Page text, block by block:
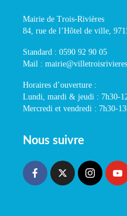
Mairie de Trois-Rivières
84, rue de l’Hôtel de ville,
Standard : 0590 92 90 05
Mail :
Horaires d’ouverture :
Lundi, mardi & jeudi : 7h30-
Mercredi et vendredi : 7h30-
Nous suivre